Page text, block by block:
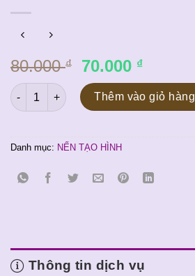
80.000₫
Giá
gốc
là:
80.000 ₫.
70.000 ₫Giá
hiện
tại
là:
Nến tạo hình Hoa Cười số lượng
Thêm vào giỏ hàng
Danh mục: NẾN TẠO HÌNH
Thông tin dịch vụ